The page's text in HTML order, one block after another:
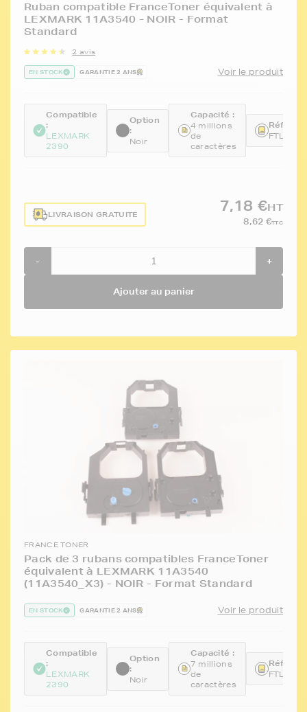
Ruban compatible FranceToner équivalent à
LEXMARK 11A3540 - NOIR - Format
Standard
2 avis
EN STOCK GARANTIE 2 ANS Voir le produit
Compatible
:
LEXMARK
2390
Option
:
Noir
Capacité :
4 millions
de
caractères
LIVRAISON GRATUITE
7,18 €HT
8,62 €TTC
- +
Ajouter au panier
FRANCE TONER
Pack de 3 rubans compatibles FranceToner
équivalent à LEXMARK 11A3540
(11A3540_X3) - NOIR - Format Standard
EN STOCK GARANTIE 2 ANS Voir le produit
Compatible
:
LEXMARK
2390
Option
:
Noir
Capacité :
7 millions
de
caractères